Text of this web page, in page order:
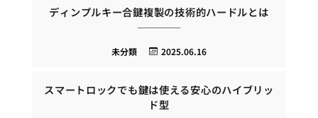
ディンプルキー合鍵複製の技術的ハードルとは
2025.06.16
未分類
スマートロックでも鍵は使える安心のハイブリッ
ド型